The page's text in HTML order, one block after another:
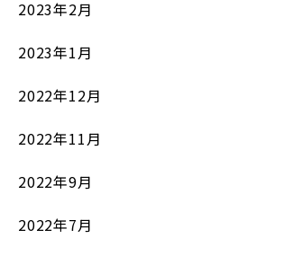
2023年2月
2023年1月
2022年12月
2022年11月
2022年9月
2022年7月